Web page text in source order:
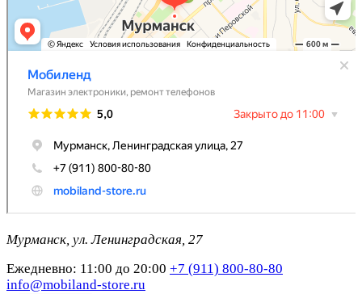
Мурманск, ул. Ленинградская, 27
Ежедневно: 11:00 до 20:00 +7 (911) 800-80-80
info@mobiland-store.ru